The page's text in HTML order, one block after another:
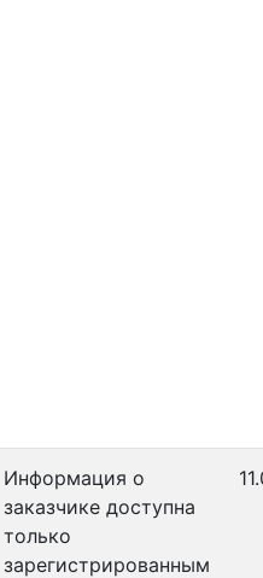
Информация о
заказчике доступна
только
зарегистрированным